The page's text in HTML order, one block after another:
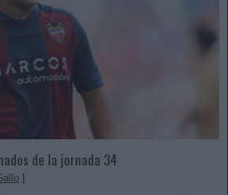
de la jornada 34